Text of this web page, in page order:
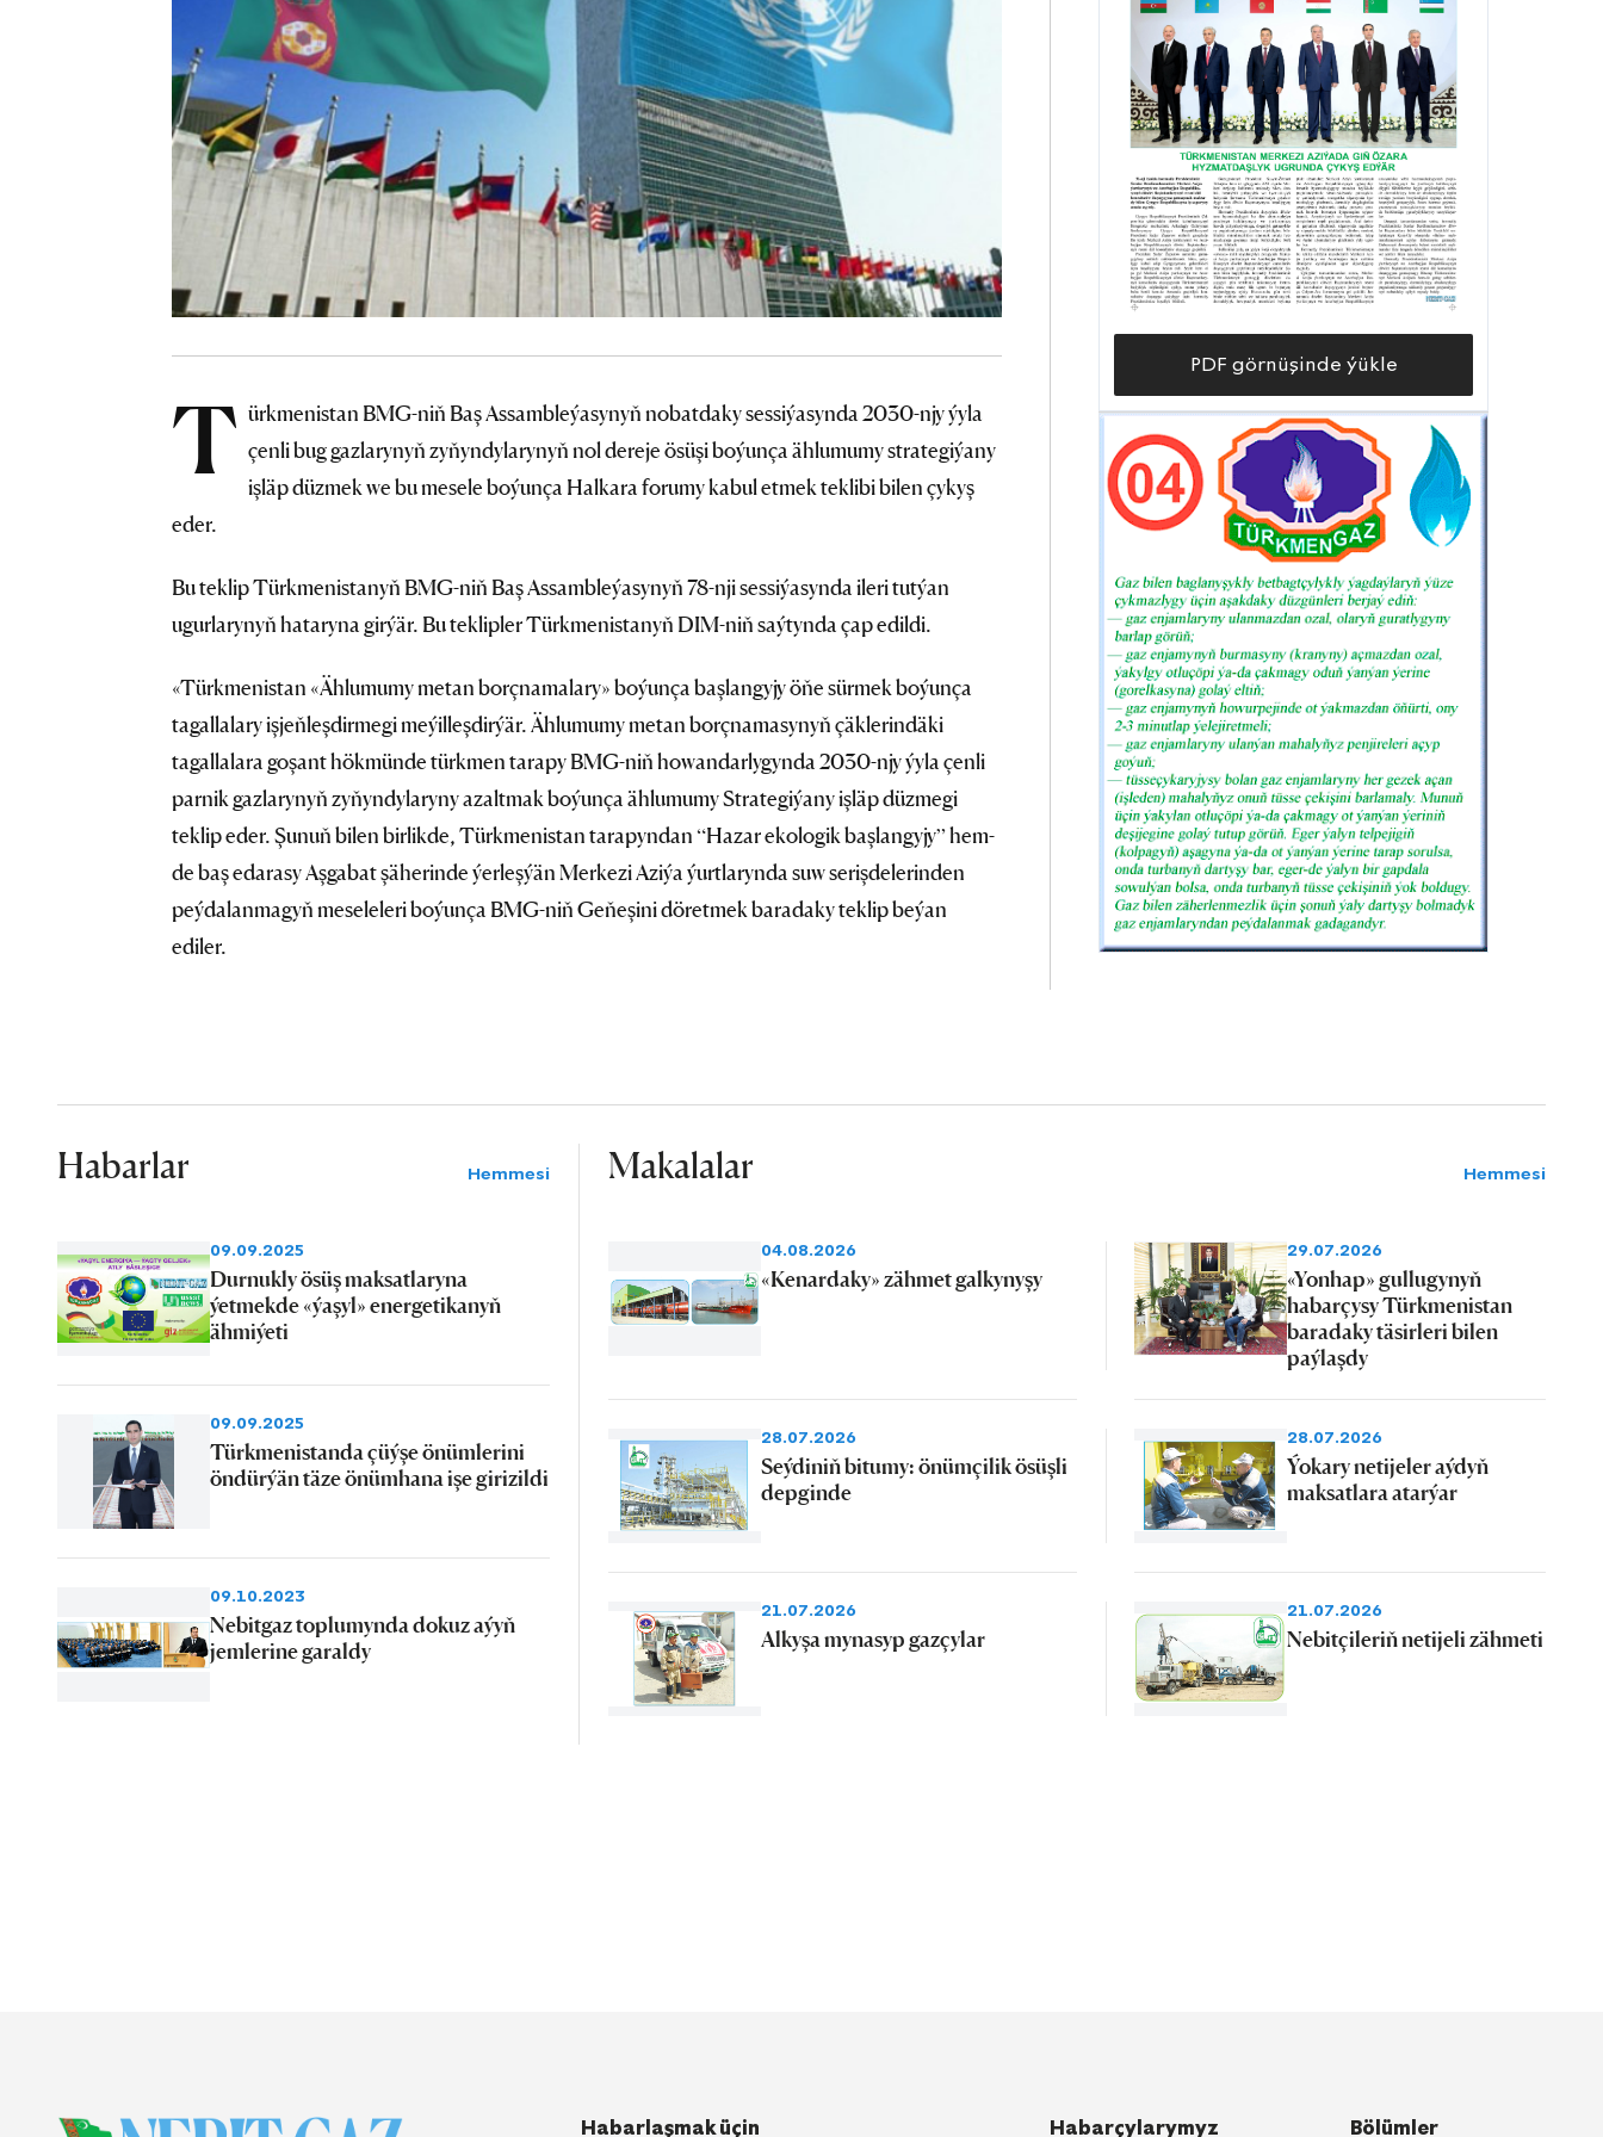
T ürkmenistan BMG-niň Baş Assambleýasynyň nobatdaky sessiýasynda 2030-njy ýyla
çenli bug gazlarynyň zyňyndylarynyň nol dereje ösüşi boýunça ählumumy strategiýany
işläp düzmek we bu mesele boýunça Halkara forumy kabul etmek teklibi bilen çykyş
eder.
Bu teklip Türkmenistanyň BMG-niň Baş Assambleýasynyň 78-nji sessiýasynda ileri tutýan
ugurlarynyň hataryna girýär. Bu teklipler Türkmenistanyň DIM-niň saýtynda çap edildi.
«Türkmenistan «Ählumumy metan borçnamalary» boýunça başlangyjy öňe sürmek boýunça
tagallalary işjeňleşdirmegi meýilleşdirýär. Ählumumy metan borçnamasynyň çäklerindäki
tagallalara goşant hökmünde türkmen tarapy BMG-niň howandarlygynda 2030-njy ýyla çenli
parnik gazlarynyň zyňyndylaryny azaltmak boýunça ählumumy Strategiýany işläp düzmegi
teklip eder. Şunuň bilen birlikde, Türkmenistan tarapyndan “Hazar ekologik başlangyjy” hem-
de baş edarasy Aşgabat şäherinde ýerleşýän Merkezi Aziýa ýurtlarynda suw serişdelerinden
peýdalanmagyň meseleleri boýunça BMG-niň Geňeşini döretmek baradaky teklip beýan
ediler.
PDF görnüşinde ýükle
Habarlar Hemmesi
09.09.2025
Durnukly ösüş maksatlaryna
ýetmekde «ýaşyl» energetikanyň
ähmiýeti
09.09.2025
Türkmenistanda çüýşe önümlerini
öndürýän täze önümhana işe girizildi
09.10.2023
Nebitgaz toplumynda dokuz aýyň
jemlerine garaldy
Makalalar Hemmesi
04.08.2026
«Kenardaky» zähmet galkynyşy
29.07.2026
«Yonhap» gullugynyň
habarçysy Türkmenistan
baradaky täsirleri bilen
paýlaşdy
28.07.2026
Seýdiniň bitumy: önümçilik ösüşli
depginde
28.07.2026
Ýokary netijeler aýdyň
maksatlara atarýar
21.07.2026
Alkyşa mynasyp gazçylar
21.07.2026
Nebitçileriň netijeli zähmeti
Habarlaşmak üçin Habarçylarymyz Bölümler